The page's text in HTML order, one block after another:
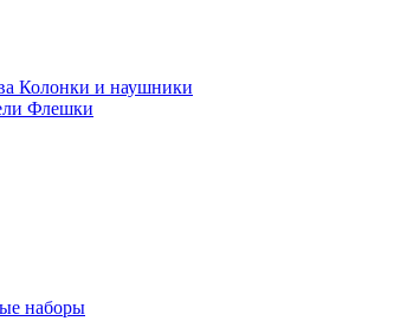
Колонки и наушники
Флешки
наборы